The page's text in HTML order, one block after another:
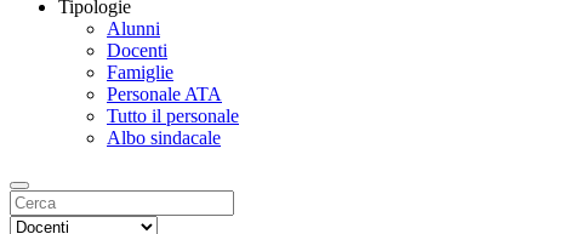
Tipologie
Alunni
Docenti
Famiglie
Personale ATA
Tutto il personale
Albo sindacale